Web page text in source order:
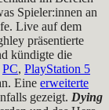
Spieler:innen an
Live auf dem
präsentierte
kündigte die
PC, PlayStation 5
Eine erweiterte
gezeigt. Dying